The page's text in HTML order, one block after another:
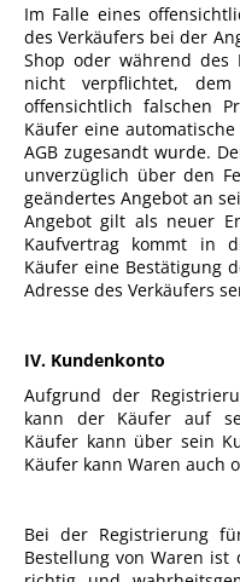
Im Falle eines
des Verkäufers bei der
Shop oder während des
nicht verpflichtet,
offensichtlich falschen
Käufer eine
AGB zugesandt wurde.
unverzüglich über den
geändertes Angebot an
Angebot gilt als neuer
Kaufvertrag kommt in
Käufer eine Bestätigung
Adresse des Verkäufers
IV. Kundenkonto
Aufgrund der
kann der Käufer auf
Käufer kann über sein
Käufer kann Waren auch
Bei der Registrierung
Bestellung von Waren